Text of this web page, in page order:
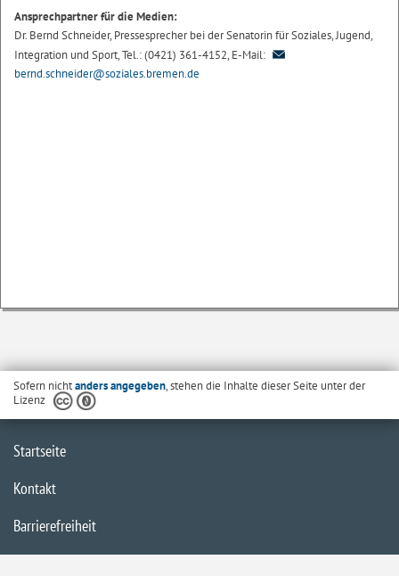
Ansprechpartner für die Medien:
Dr. Bernd Schneider, Pressesprecher bei der Senatorin für Soziales, Jugend,
Integration und Sport, Tel.: (0421) 361-4152, E-Mail:
bernd.schneider@soziales.bremen.de
Sofern nichtanders angegeben, stehen die Inhalte dieser Seite unter der
Lizenz
Startseite
Kontakt
Barrierefreiheit